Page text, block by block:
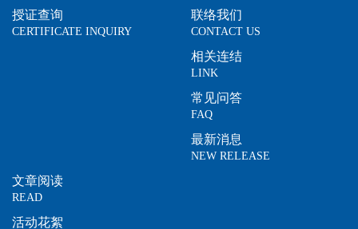
授证查询
CERTIFICATE INQUIRY
联络我们
CONTACT US
相关连结
LINK
常见问答
FAQ
最新消息
NEW RELEASE
文章阅读
READ
活动花絮